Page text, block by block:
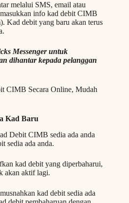
melalui SMS, email atau
info kad debit CIMB
Kad debit yang baru akan terus
Messenger untuk
dihantar kepada pelanggan
Kad Baru
Debit CIMB sedia ada anda
sedia ada anda.
kad debit yang diperbaharui,
akan aktif lagi.
kad debit sedia ada